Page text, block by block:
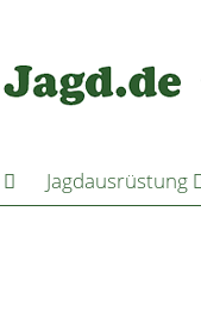
Jagdausrüstung